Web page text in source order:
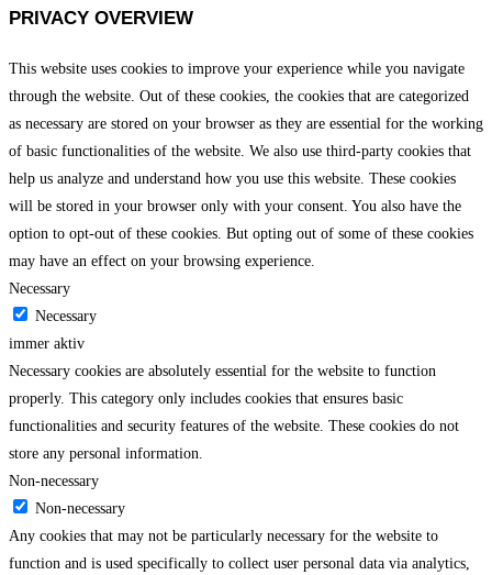
PRIVACY OVERVIEW
This website uses cookies to improve your experience while you navigate
through the website. Out of these cookies, the cookies that are categorized
as necessary are stored on your browser as they are essential for the working
of basic functionalities of the website. We also use third-party cookies that
help us analyze and understand how you use this website. These cookies
will be stored in your browser only with your consent. You also have the
option to opt-out of these cookies. But opting out of some of these cookies
may have an effect on your browsing experience.
Necessary
Necessary
immer aktiv
Necessary cookies are absolutely essential for the website to function
properly. This category only includes cookies that ensures basic
functionalities and security features of the website. These cookies do not
store any personal information.
Non-necessary
Non-necessary
Any cookies that may not be particularly necessary for the website to
function and is used specifically to collect user personal data via analytics,